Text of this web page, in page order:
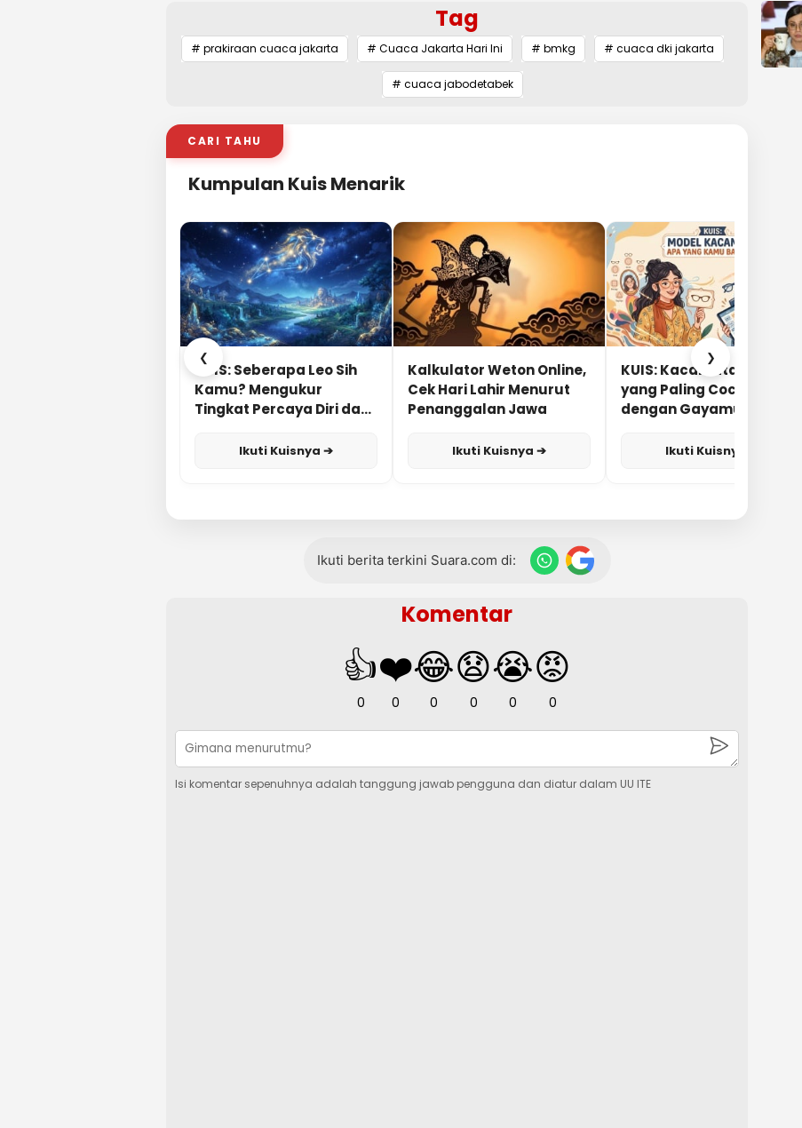
Tag
# prakiraan cuaca jakarta # Cuaca Jakarta Hari Ini # bmkg # cuaca dki jakarta
# cuaca jabodetabek
CARI TAHU
Kumpulan Kuis Menarik
❮
KUIS: Seberapa Leo Sih
Kamu? Mengukur
Tingkat Percaya Diri dan
Ikuti Kuisnya ➔
Kalkulator Weton Online,
Cek Hari Lahir Menurut
Penanggalan Jawa
Ikuti Kuisnya ➔
KUIS: Kacamata Apa
yang Paling Cocok
dengan Gayamu?
Ikuti Kuisnya ➔
❯
Ikuti berita terkini Suara.com di:
Komentar
👍
0
❤️
0
😂
0
😧
0
😭
0
😡
0
Isi komentar sepenuhnya adalah tanggung jawab pengguna dan diatur dalam UU ITE